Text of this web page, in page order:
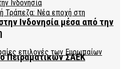
Πειραματικών ΣΑΕΚ
Ινδονησία μέσα από την